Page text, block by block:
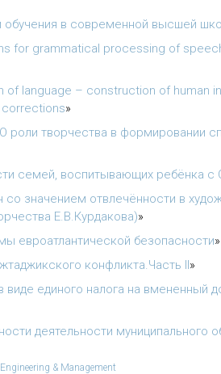
обучения в современной высшей
for grammatical processing of
of language – construction of human
»
О роли творчества в формировании
семей, воспитывающих ребёнка с
со значением отвлечённости в
Е.В.Курдакова)»
евроатлантической безопасности»
конфликта.Часть II»
единого налога на вмененный
деятельности муниципального
& Management